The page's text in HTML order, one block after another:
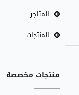
المتاجر
المنتجات
منتجات مخصصة